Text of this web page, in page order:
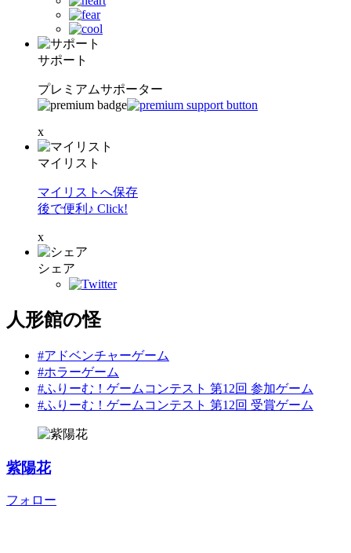
サポート
プレミアムサポーター
x
マイリスト
マイリストへ保存
後で便利♪ Click!
x
シェア
人形館の怪
#アドベンチャーゲーム
#ホラーゲーム
#ふりーむ！ゲームコンテスト 第12回 参加ゲーム
#ふりーむ！ゲームコンテスト 第12回 受賞ゲーム
紫陽花
フォロー